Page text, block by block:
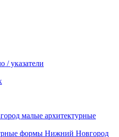
/ указатели